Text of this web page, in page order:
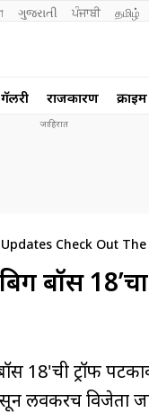
ગુજરાતી ਪੰਜਾਬੀ தமிழ்
राजकारण क्राईम
Check Out
बॉस
ट्रॉफी
लवकरच विजेता